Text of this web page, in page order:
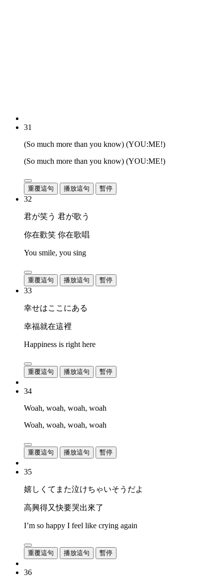
31
(So much more than you know) (YOU:ME!)
(So much more than you know) (YOU:ME!)
重覆這句 播放這句 暫停
32
君が笑う 君が歌う
你在歡笑 你在歌唱
You smile, you sing
重覆這句 播放這句 暫停
33
幸せはここにある
幸福就在這裡
Happiness is right here
重覆這句 播放這句 暫停
34
Woah, woah, woah, woah
Woah, woah, woah, woah
重覆這句 播放這句 暫停
35
嬉しくてまた泣けちゃいそうだよ
高興得又快要哭出來了
I’m so happy I feel like crying again
重覆這句 播放這句 暫停
36